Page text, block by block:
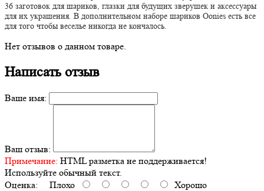
36 заготовок для шариков, глазки для будущих зверушек и аксессуары
для их украшения. В дополнительном наборе шариков Oonies есть все
для того чтобы веселье никогда не кончалось.
Нет отзывов о данном товаре.
Написать отзыв
Ваше имя:
Ваш отзыв:
Примечание: HTML разметка не поддерживается!
Используйте обычный текст.
Оценка: Плохо Хорошо